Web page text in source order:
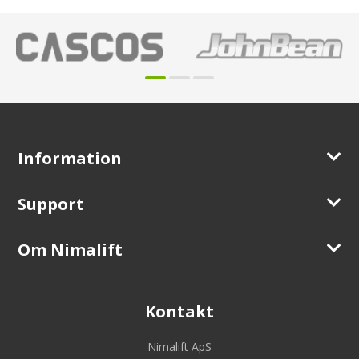
Information
Support
Om Nimalift
Kontakt
Nimalift ApS